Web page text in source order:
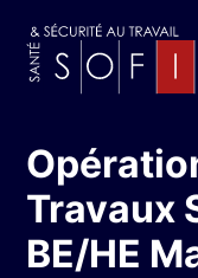
Travaux
BE/HE